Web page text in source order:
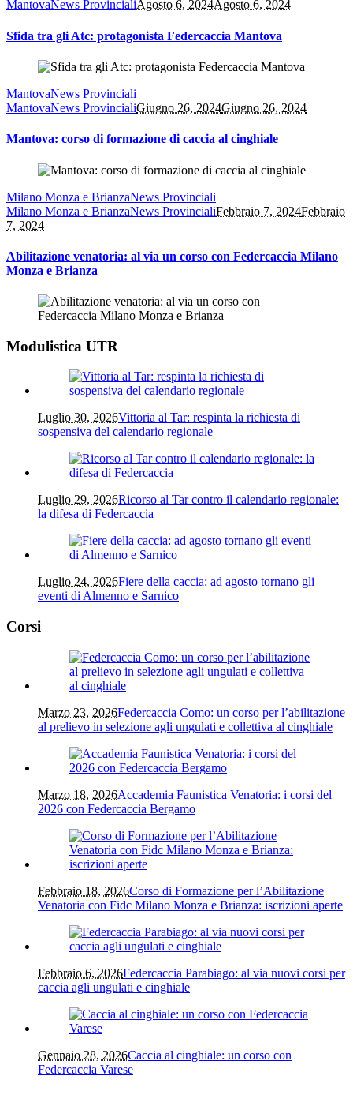
MantovaNews ProvincialiAgosto 6, 2024Agosto 6, 2024
Sfida tra gli Atc: protagonista Federcaccia Mantova
MantovaNews Provinciali
MantovaNews ProvincialiGiugno 26, 2024Giugno 26, 2024
Mantova: corso di formazione di caccia al cinghiale
Milano Monza e BrianzaNews Provinciali
Milano Monza e BrianzaNews ProvincialiFebbraio 7, 2024Febbraio
7, 2024
Abilitazione venatoria: al via un corso con Federcaccia Milano
Monza e Brianza
Modulistica UTR
Luglio 30, 2026Vittoria al Tar: respinta la richiesta di
sospensiva del calendario regionale
Luglio 29, 2026Ricorso al Tar contro il calendario regionale:
la difesa di Federcaccia
Luglio 24, 2026Fiere della caccia: ad agosto tornano gli
eventi di Almenno e Sarnico
Corsi
Marzo 23, 2026Federcaccia Como: un corso per l’abilitazione
al prelievo in selezione agli ungulati e collettiva al cinghiale
Marzo 18, 2026Accademia Faunistica Venatoria: i corsi del
2026 con Federcaccia Bergamo
Febbraio 18, 2026Corso di Formazione per l’Abilitazione
Venatoria con Fidc Milano Monza e Brianza: iscrizioni aperte
Febbraio 6, 2026Federcaccia Parabiago: al via nuovi corsi per
caccia agli ungulati e cinghiale
Gennaio 28, 2026Caccia al cinghiale: un corso con
Federcaccia Varese